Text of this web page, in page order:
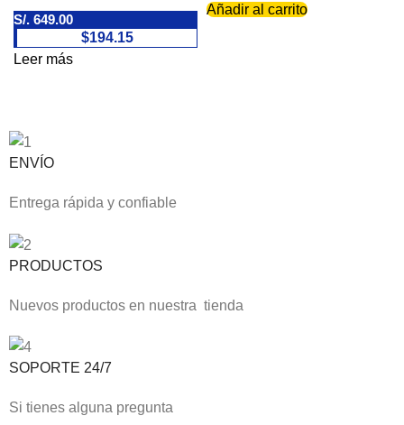
S/. 649.00
$194.15
Leer más
Añadir al carrito
ENVÍO
Entrega rápida y confiable
PRODUCTOS
Nuevos productos en nuestra tienda
SOPORTE 24/7
Si tienes alguna pregunta